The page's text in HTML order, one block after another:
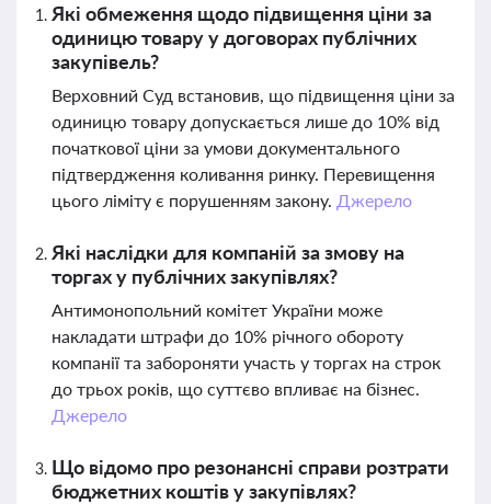
Які обмеження щодо підвищення ціни за
одиницю товару у договорах публічних
закупівель?
Верховний Суд встановив, що підвищення ціни за
одиницю товару допускається лише до 10% від
початкової ціни за умови документального
підтвердження коливання ринку. Перевищення
цього ліміту є порушенням закону. Джерело
Які наслідки для компаній за змову на
торгах у публічних закупівлях?
Антимонопольний комітет України може
накладати штрафи до 10% річного обороту
компанії та забороняти участь у торгах на строк
до трьох років, що суттєво впливає на бізнес.
Джерело
Що відомо про резонансні справи розтрати
бюджетних коштів у закупівлях?